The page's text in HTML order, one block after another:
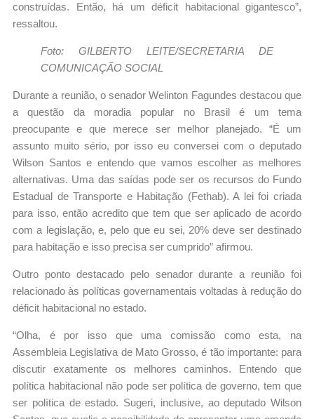
construídas. Então, há um déficit habitacional gigantesco”,
ressaltou.
Foto: GILBERTO LEITE/SECRETARIA DE
COMUNICAÇÃO SOCIAL
Durante a reunião, o senador Welinton Fagundes destacou que
a questão da moradia popular no Brasil é um tema
preocupante e que merece ser melhor planejado. “É um
assunto muito sério, por isso eu conversei com o deputado
Wilson Santos e entendo que vamos escolher as melhores
alternativas. Uma das saídas pode ser os recursos do Fundo
Estadual de Transporte e Habitação (Fethab). A lei foi criada
para isso, então acredito que tem que ser aplicado de acordo
com a legislação, e, pelo que eu sei, 20% deve ser destinado
para habitação e isso precisa ser cumprido” afirmou.
Outro ponto destacado pelo senador durante a reunião foi
relacionado às políticas governamentais voltadas à redução do
déficit habitacional no estado.
“Olha, é por isso que uma comissão como esta, na
Assembleia Legislativa de Mato Grosso, é tão importante: para
discutir exatamente os melhores caminhos. Entendo que
política habitacional não pode ser política de governo, tem que
ser política de estado. Sugeri, inclusive, ao deputado Wilson